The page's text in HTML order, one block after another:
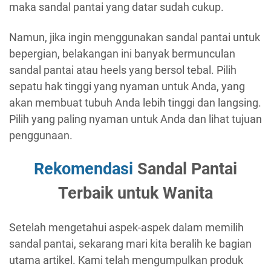
maka sandal pantai yang datar sudah cukup.
Namun, jika ingin menggunakan sandal pantai untuk
bepergian, belakangan ini banyak bermunculan
sandal pantai atau heels yang bersol tebal. Pilih
sepatu hak tinggi yang nyaman untuk Anda, yang
akan membuat tubuh Anda lebih tinggi dan langsing.
Pilih yang paling nyaman untuk Anda dan lihat tujuan
penggunaan.
Rekomendasi Sandal Pantai
Terbaik untuk Wanita
Setelah mengetahui aspek-aspek dalam memilih
sandal pantai, sekarang mari kita beralih ke bagian
utama artikel. Kami telah mengumpulkan produk